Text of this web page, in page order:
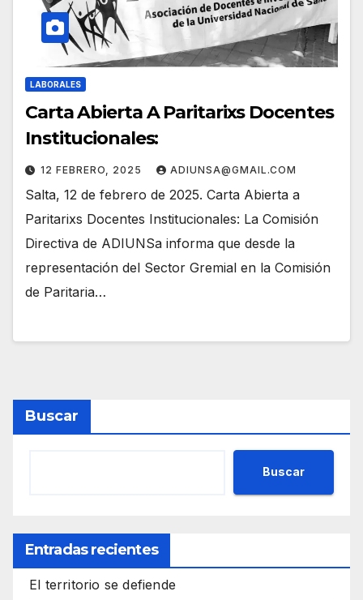
LABORALES
Carta Abierta A Paritarixs Docentes
Institucionales:
12 FEBRERO, 2025 ADIUNSA@GMAIL.COM
Salta, 12 de febrero de 2025. Carta Abierta a
Paritarixs Docentes Institucionales: La Comisión
Directiva de ADIUNSa informa que desde la
representación del Sector Gremial en la Comisión
de Paritaria…
Buscar
Buscar
Entradas recientes
El territorio se defiende